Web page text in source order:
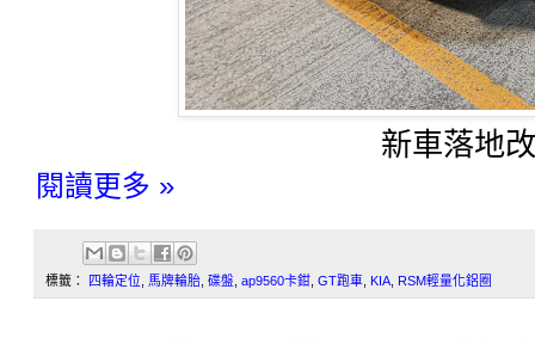
新車落地
閱讀更多 »
標籤： 四輪定位, 馬牌輪胎, 碟盤, ap9560卡鉗, GT跑車, KIA, RSM輕量化鋁圈